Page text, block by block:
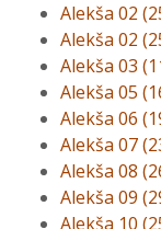
Alekša 02
Alekša 02
Alekša 03
Alekša 05
Alekša 06
Alekša 07
Alekša 08
Alekša 09
Alekša 10